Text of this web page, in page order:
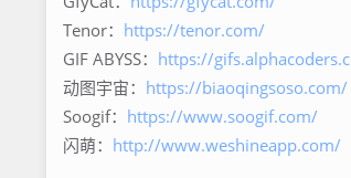
Tenor： https://tenor.com/
GIF ABYSS： https://
动图宇宙： https://biaoqingsoso.com/
Soogif： https://www.soogif.com/
闪萌： http://www.weshineapp.com/